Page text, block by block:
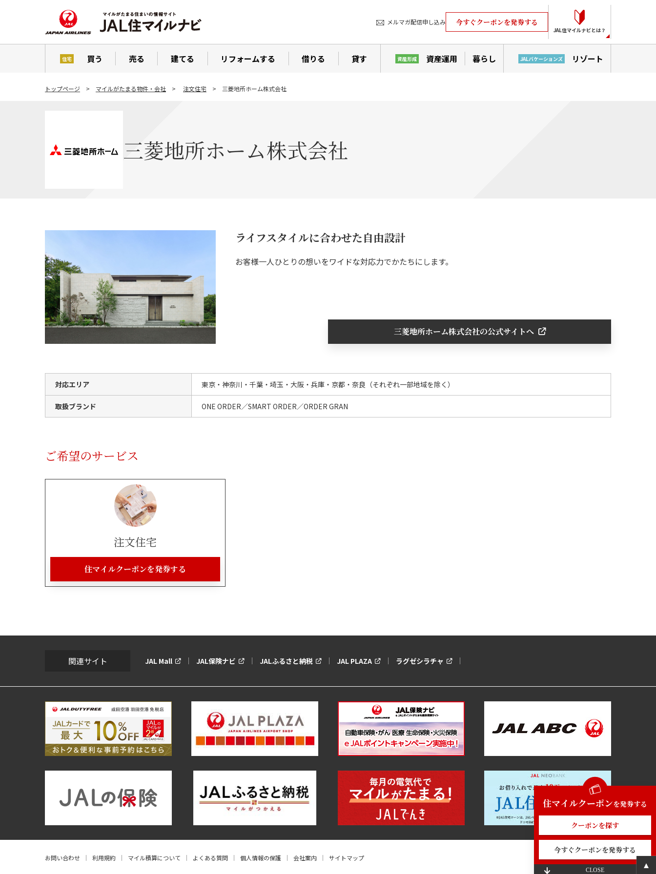
メルマガ配信申し込み 今すぐクーポンを発券する
JAL住マイルナビとは？
住宅 買う 売る 建てる リフォームする 借りる 貸す 資産形成 資産運用 暮らし JALバケーションズ リゾート
トップページ マイルがたまる物件・会社 注文住宅 三菱地所ホーム株式会社
三菱地所ホーム株式会社
ライフスタイルに合わせた自由設計
お客様一人ひとりの想いをワイドな対応力でかたちにします。
三菱地所ホーム株式会社の公式サイトへ
対応エリア 東京・神奈川・千葉・埼玉・大阪・兵庫・京都・奈良（それぞれ一部地域を除く）
取扱ブランド ONE ORDER／SMART ORDER／ORDER GRAN
ご希望のサービス
注文住宅
住マイルクーポンを発券する
関連サイト JAL Mall JAL保険ナビ JALふるさと納税 JAL PLAZA ラグゼシラチャ
お問い合わせ 利用規約 マイル積算について よくある質問 個人情報の保護 会社案内 サイトマップ
住マイルクーポンを発券する
クーポンを探す
今すぐクーポンを発券する
CLOSE